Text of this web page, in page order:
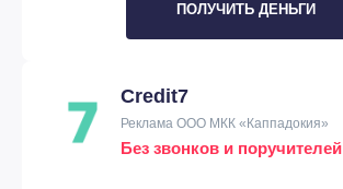
ПОЛУЧИТЬ ДЕНЬГИ
Credit7
Реклама ООО МКК «Каппадокия»
Без звонков и поручителей